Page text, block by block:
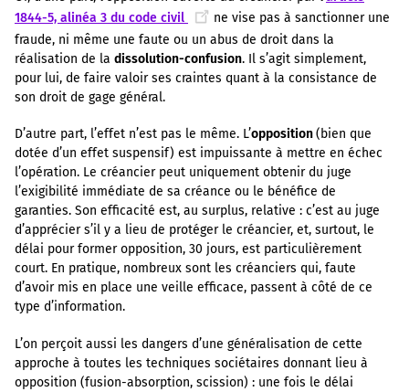
1844-5, alinéa 3 du code civil
ne vise pas à sanctionner une
fraude, ni même une faute ou un abus de droit dans la
réalisation de la dissolution-confusion. Il s’agit simplement,
pour lui, de faire valoir ses craintes quant à la consistance de
son droit de gage général.
D’autre part, l’effet n’est pas le même. L’opposition(bien que
dotée d’un effet suspensif) est impuissante à mettre en échec
l’opération. Le créancier peut uniquement obtenir du juge
l’exigibilité immédiate de sa créance ou le bénéfice de
garanties. Son efficacité est, au surplus, relative : c’est au juge
d’apprécier s’il y a lieu de protéger le créancier, et, surtout, le
délai pour former opposition, 30 jours, est particulièrement
court. En pratique, nombreux sont les créanciers qui, faute
d’avoir mis en place une veille efficace, passent à côté de ce
type d’information.
L’on perçoit aussi les dangers d’une généralisation de cette
approche à toutes les techniques sociétaires donnant lieu à
opposition (fusion-absorption, scission) : une fois le délai